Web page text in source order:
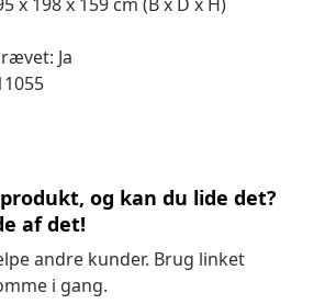
Ja
og kan du lide det?
af det!
andre kunder. Brug linket
i gang.